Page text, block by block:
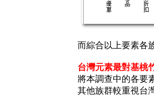
而綜合以上要素各
台灣元素最對基桃
將本調查中的各要
其他族群較重視台